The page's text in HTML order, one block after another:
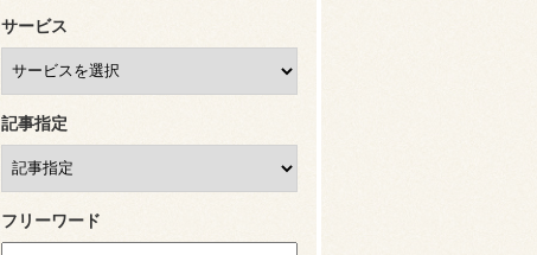
サービス
記事指定
フリーワード